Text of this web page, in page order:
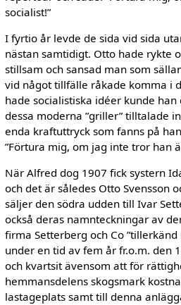
socialist!”
I fyrtio år levde de sida vid sida
nästan samtidigt. Otto hade rykte
stillsam och sansad man som
vid något tillfälle råkade komma i
hade socialistiska idéer kunde
dessa moderna ”griller” tilltalade
enda kraftuttryck som fanns på
”Förtura mig, om jag inte tror han
När Alfred dog 1907 fick systern
och det är således Otto Svensson
säljer den södra udden till Ivar
också deras namnteckningar av
firma Setterberg och Co
under en tid av fem år fr.o.m. den
och kvartsit ävensom att för
hemmansdelens skogsmark
lastageplats samt till denna